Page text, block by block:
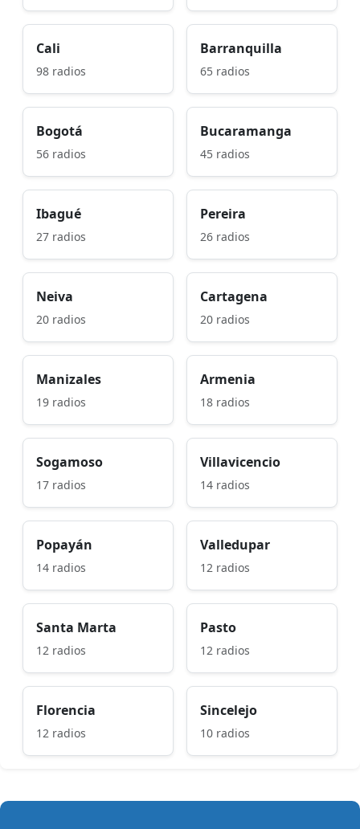
Cali
98 radios
Barranquilla
65 radios
Bogotá
56 radios
Bucaramanga
45 radios
Ibagué
27 radios
Pereira
26 radios
Neiva
20 radios
Cartagena
20 radios
Manizales
19 radios
Armenia
18 radios
Sogamoso
17 radios
Villavicencio
14 radios
Popayán
14 radios
Valledupar
12 radios
Santa Marta
12 radios
Pasto
12 radios
Florencia
12 radios
Sincelejo
10 radios